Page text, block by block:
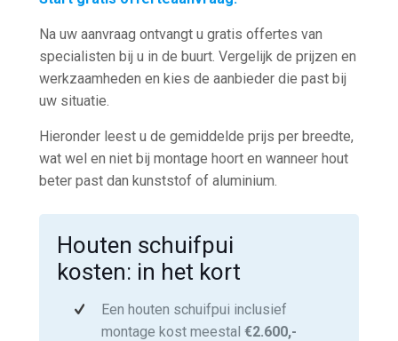
Na uw aanvraag ontvangt u gratis offertes van
specialisten bij u in de buurt. Vergelijk de prijzen en
werkzaamheden en kies de aanbieder die past bij
uw situatie.
Hieronder leest u de gemiddelde prijs per breedte,
wat wel en niet bij montage hoort en wanneer hout
beter past dan kunststof of aluminium.
Houten schuifpui
kosten: in het kort
Een houten schuifpui inclusief
montage kost meestal€2.600,-